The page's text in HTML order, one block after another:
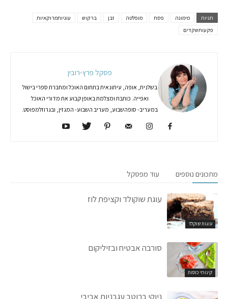
תגיות מימונה פסח מופלטה זבן ברקוש
עוגיותמרוקאיות
פקעותשקדים
פסקל פרץ-רובין
בשלנית, אופה, עיתונאית בתחום האוכל ומחברת ספרי בישול
ואפייה. כותבת ומצלמת באופן קבוע את מדורי האוכל
במעריב- סופהשבוע, מעריב השבוע- המגזין, ובגרוזלמפוסט.
מתכונים נוספים עוד מפסקל
עוגות שוקלד
עוגת שוקולד וקציפת לוז
קינוחי כוסות
סורבה אבטיח ובזיליקום
ניוקי ברוטב עגבניות אביבי